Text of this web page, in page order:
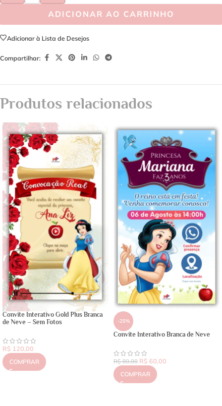
ADICIONAR AO CARRINHO
Adicionar à Lista de Desejos
Compartilhar:
Produtos relacionados
Convite Interativo Gold Plus Branca
de Neve – Sem Fotos
R$ 120,00
COMPRAR
-25%
Convite Interativo Branca de Neve
R$80,00 R$ 60,00
COMPRAR